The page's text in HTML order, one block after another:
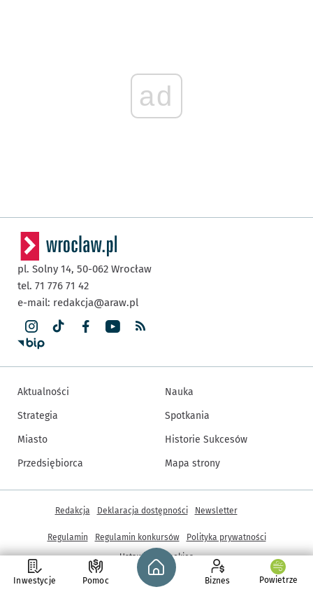
ad
Inwestycje Pomoc
Strona główna - wroclaw.pl
Biznes Powietrze
pl. Solny 14, 50-062 Wrocław
tel. 71 776 71 42
e-mail: redakcja@araw.pl
Aktualności
Strategia
Miasto
Przedsiębiorca
Nauka
Spotkania
Historie Sukcesów
Mapa strony
© Copyright 2005-2026, ARAW S.A., Gmina Wrocław
Inne informacje
Redakcja Deklaracja dostępności Newsletter
Regulamin Regulamin konkursów
Polityka prywatności
Ustawienia cookies